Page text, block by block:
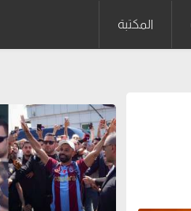
المكتبة